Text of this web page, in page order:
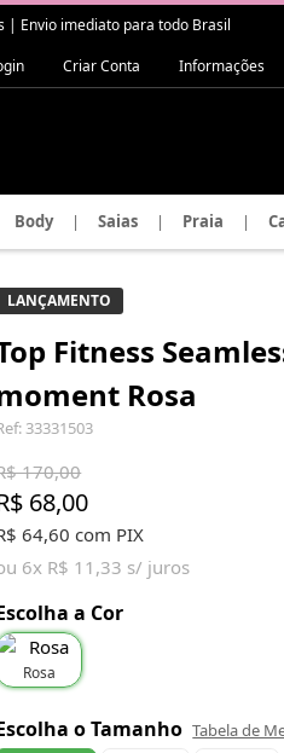
| Envio imediato para todo Brasil
Informações
Criar Conta
Body | Saias | Praia |
LANÇAMENTO
Fitness
Rosa
33331503
170,00
68,00
64,60 com PIX
6x R$ 11,33 s/ juros
a Cor
Rosa
o Tamanho Tabela de